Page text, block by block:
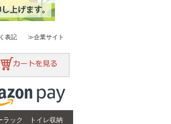
表記 ≫企業サイト
ラック トイレ収納